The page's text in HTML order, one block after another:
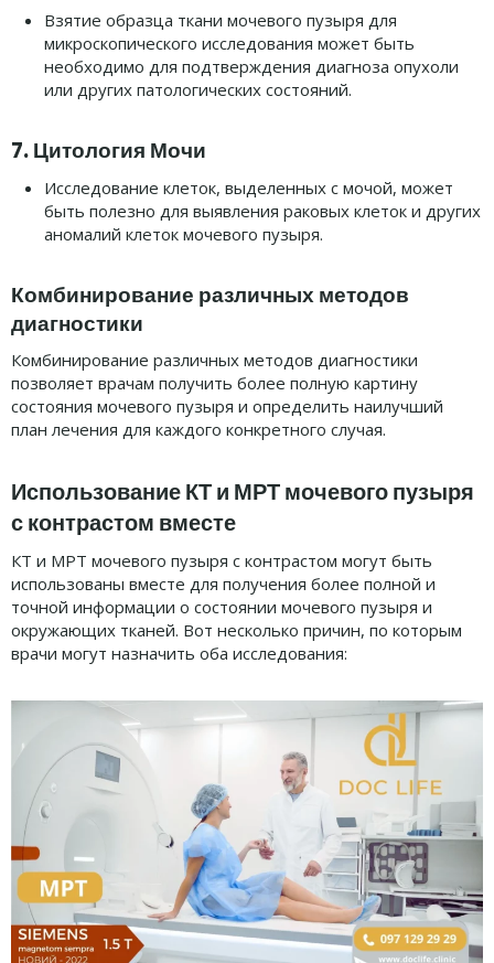
Взятие образца ткани мочевого пузыря для
микроскопического исследования может быть
необходимо для подтверждения диагноза опухоли
или других патологических состояний.
7.Цитология Мочи
Исследование клеток, выделенных с мочой, может
быть полезно для выявления раковых клеток и других
аномалий клеток мочевого пузыря.
Комбинирование различных методов
диагностики
Комбинирование различных методов диагностики
позволяет врачам получить более полную картину
состояния мочевого пузыря и определить наилучший
план лечения для каждого конкретного случая.
Использование КТ и МРТ мочевого пузыря
с контрастом вместе
КТ и МРТ мочевого пузыря с контрастом могут быть
использованы вместе для получения более полной и
точной информации о состоянии мочевого пузыря и
окружающих тканей. Вот несколько причин, по которым
врачи могут назначить оба исследования: